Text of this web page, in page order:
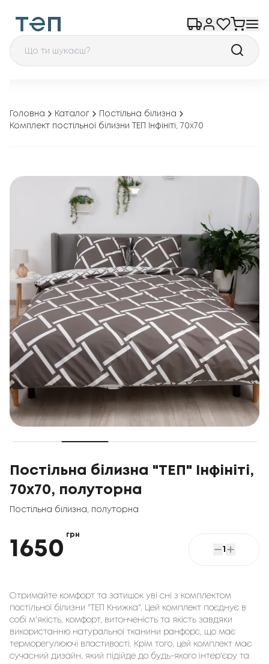
Головна Каталог
Постільна білизна
Комплект постільної білизни ТЕП Інфініті, 70x70
Постільна білизна "ТЕП" Інфініті,
70x70, полуторна
Постільна білизна полуторна
1650
грн
1
Отримайте комфорт та затишок уві сні з комплектом
постільної білизни "ТЕП Книжка". Цей комплект поєднує в
собі м'якість, комфорт, витонченість та якість завдяки
використанню натуральної тканини ранфорс, що має
терморегулюючі властивості. Крім того, цей комплект має
сучасний дизайн, який підійде до будь-якого інтер'єру та